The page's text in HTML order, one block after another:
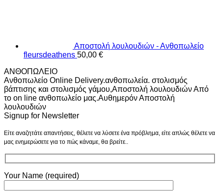
Αποστολή λουλουδιών - Ανθοπωλείο
fleursdeathens 50,00 €
ΑΝΘΟΠΩΛΕΙΟ
Ανθοπωλείο Online Delivery.ανθοπωλεία. στολισμός
βάπτισης και στολισμός γάμου,Αποστολή λουλουδιών Από
το on line ανθοπωλείο μας.Αυθημερόν Αποστολή
λουλουδιών
Signup for Newsletter
Είτε αναζητάτε απαντήσεις, θέλετε να λύσετε ένα πρόβλημα, είτε απλώς θέλετε να
μας ενημερώσετε για το πώς κάναμε, θα βρείτε..
Your Name (required)